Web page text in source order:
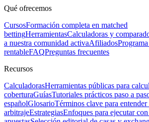
Qué ofrecemos
CursosFormación completa en matched
bettingHerramientasCalculadoras y
a nuestra comunidad activaAfiliados
rentableFAQPreguntas frecuentes
Recursos
CalculadorasHerramientas públicas para
coberturaGuíasTutoriales prácticos paso a
españolGlosarioTérminos clave para
arbitrajeEstrategiasEnfoques para ejecutar